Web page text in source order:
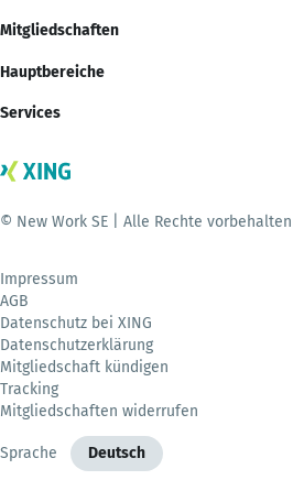
Mitgliedschaften
Hauptbereiche
Services
© New Work SE | Alle Rechte vorbehalten
Impressum
AGB
Datenschutz bei XING
Datenschutzerklärung
Mitgliedschaft kündigen
Tracking
Mitgliedschaften widerrufen
Sprache Deutsch